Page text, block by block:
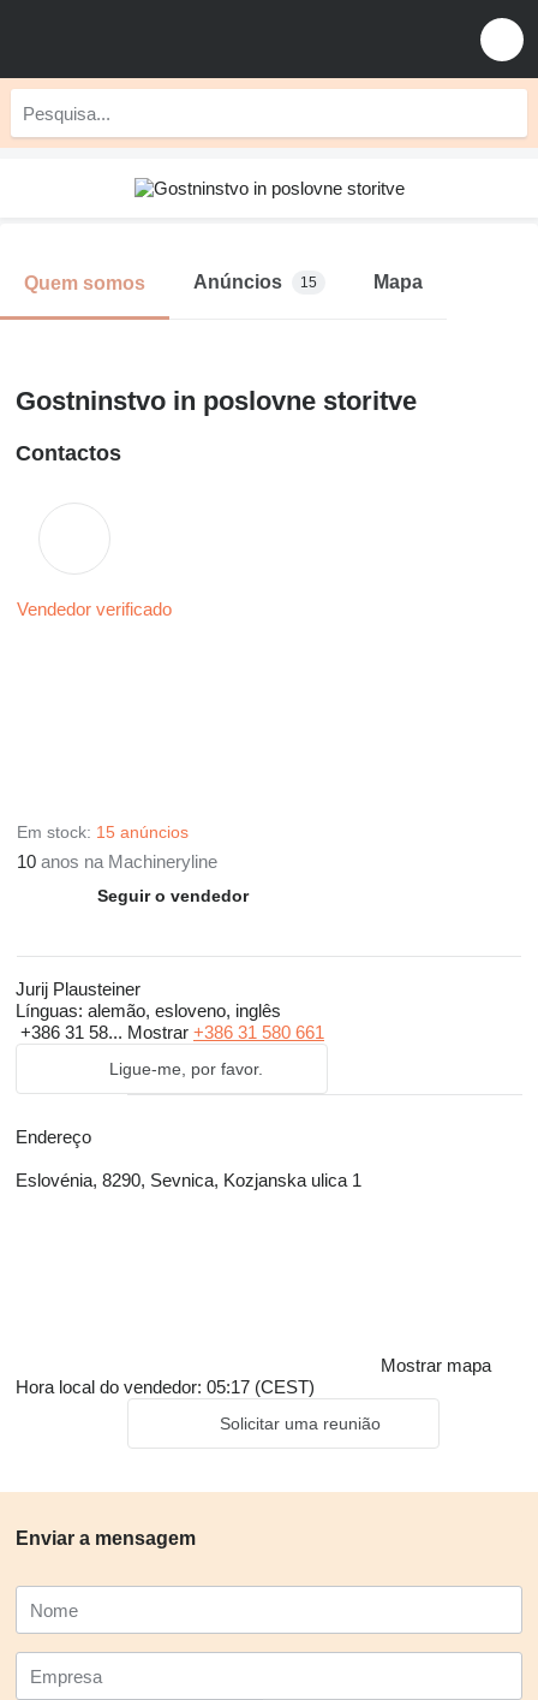
Quem somos Anúncios 15 Mapa
Gostninstvo in poslovne storitve
Contactos
Vendedor verificado
Em stock: 15 anúncios
10 anos na Machineryline
Seguir o vendedor
Jurij Plausteiner
Línguas: alemão, esloveno, inglês
+386 31 58... Mostrar +386 31 580 661
Ligue-me, por favor.
Endereço
Eslovénia, 8290, Sevnica, Kozjanska ulica 1
Mostrar mapa
Hora local do vendedor: 05:17 (CEST)
Solicitar uma reunião
Enviar a mensagem